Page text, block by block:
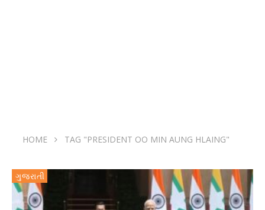
HOME TAG "PRESIDENT OO MIN AUNG HLAING"
ગુજરાતી